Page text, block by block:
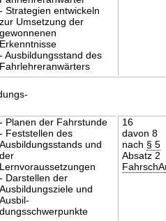
- Strategien entwickeln
zur Umsetzung der
gewonnenen
Erkenntnisse
- Ausbildungsstand des
Fahrlehreranwärters
- Planen der Fahrstunde
- Feststellen des
Ausbildungsstands und
der
Lernvoraussetzungen
- Darstellen der
Ausbildungsziele und
Ausbil-
dungsschwerpunkte
16
davon 8
nach § 5
Absatz 2